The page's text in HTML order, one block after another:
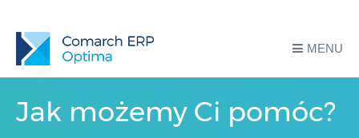
MENU
Jak możemy Ci pomóc?